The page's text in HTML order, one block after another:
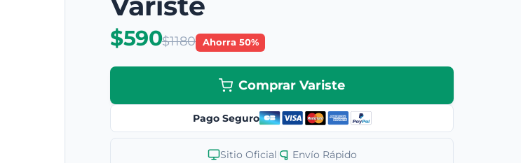
$590$1180 Ahorra 50%
Comprar Variste
Pago Seguro
Sitio Oficial Envío Rápido